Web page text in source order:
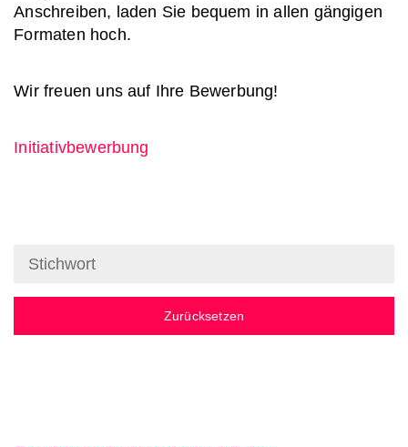
Anschreiben, laden Sie bequem in allen gängigen
Formaten hoch.
Wir freuen uns auf Ihre Bewerbung!
Initiativbewerbung
Zurücksetzen